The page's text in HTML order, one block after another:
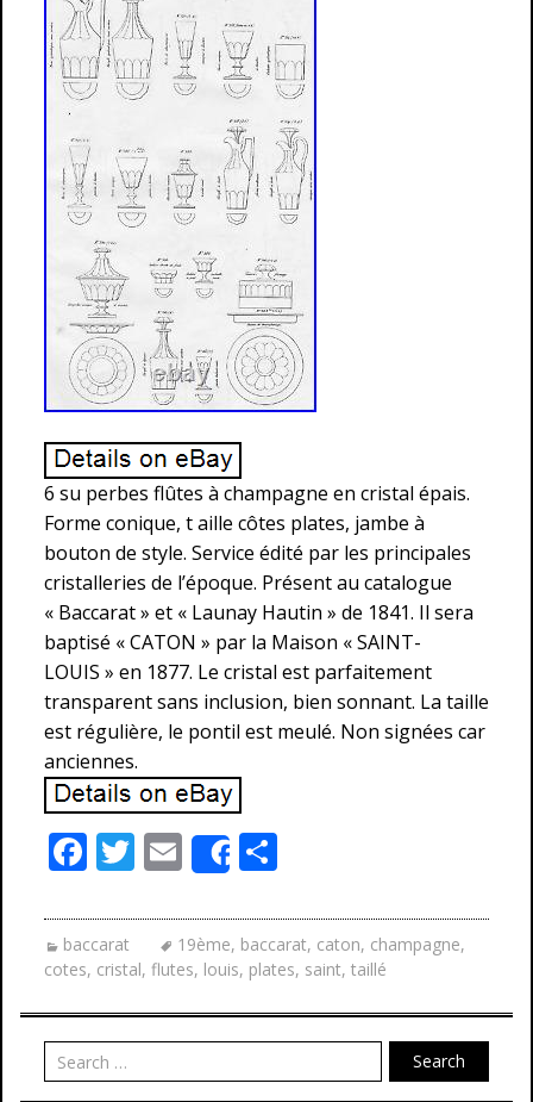
6 su perbes flûtes à champagne en cristal épais.
Forme conique, t aille côtes plates, jambe à
bouton de style. Service édité par les principales
cristalleries de l’époque. Présent au catalogue
« Baccarat » et « Launay Hautin » de 1841. Il sera
baptisé « CATON » par la Maison « SAINT-
LOUIS » en 1877. Le cristal est parfaitement
transparent sans inclusion, bien sonnant. La taille
est régulière, le pontil est meulé. Non signées car
anciennes.
F
e
b
o
o
k
T
itt
er
E
m
ai
l
Share
ta
g
er
baccarat 19ème, baccarat, caton, champagne,
cotes, cristal, flutes, louis, plates, saint, taillé
Search